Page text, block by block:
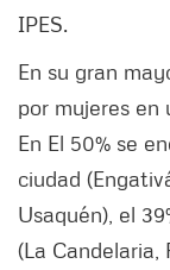
IPES.
En su gran
por mujeres en
En El 50% se
ciudad
Usaquén), el
(La Candelaria,